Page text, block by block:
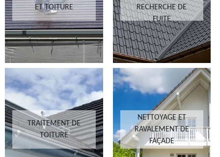
ET TOITURE
RECHERCHE DE
FUITE
TRAITEMENT DE
TOITURE
NETTOYAGE ET
RAVALEMENT DE
FAÇADE